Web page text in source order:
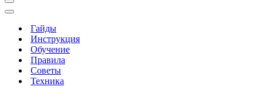
Меню
навигации
Меню
навигацииГайды
Инструкция
Обучение
Правила
Советы
Техника